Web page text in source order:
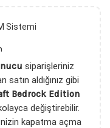
siparişleriniz
aldığınız gibi
Bedrock Edition
değiştirebilir.
kapatma açma